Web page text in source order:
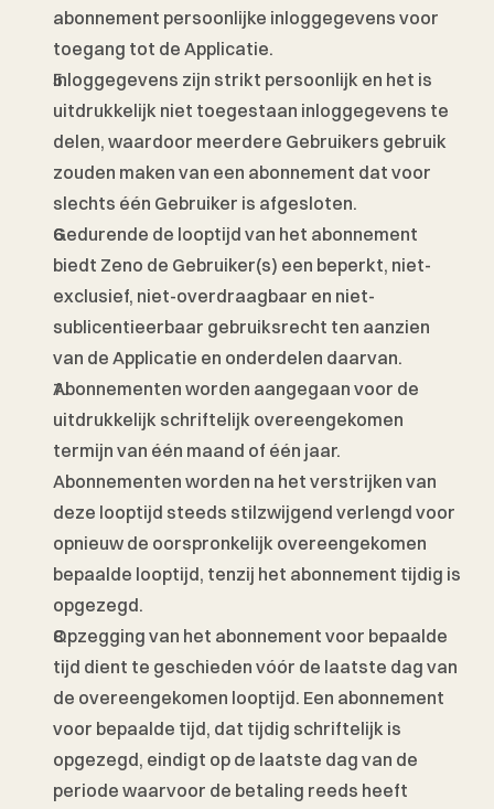
abonnement persoonlijke inloggegevens voor
toegang tot de Applicatie.
Inloggegevens zijn strikt persoonlijk en het is
uitdrukkelijk niet toegestaan inloggegevens te
delen, waardoor meerdere Gebruikers gebruik
zouden maken van een abonnement dat voor
slechts één Gebruiker is afgesloten.
Gedurende de looptijd van het abonnement
biedt Zeno de Gebruiker(s) een beperkt, niet-
exclusief, niet-overdraagbaar en niet-
sublicentieerbaar gebruiksrecht ten aanzien
van de Applicatie en onderdelen daarvan.
Abonnementen worden aangegaan voor de
uitdrukkelijk schriftelijk overeengekomen
termijn van één maand of één jaar.
Abonnementen worden na het verstrijken van
deze looptijd steeds stilzwijgend verlengd voor
opnieuw de oorspronkelijk overeengekomen
bepaalde looptijd, tenzij het abonnement tijdig is
opgezegd.
Opzegging van het abonnement voor bepaalde
tijd dient te geschieden vóór de laatste dag van
de overeengekomen looptijd. Een abonnement
voor bepaalde tijd, dat tijdig schriftelijk is
opgezegd, eindigt op de laatste dag van de
periode waarvoor de betaling reeds heeft